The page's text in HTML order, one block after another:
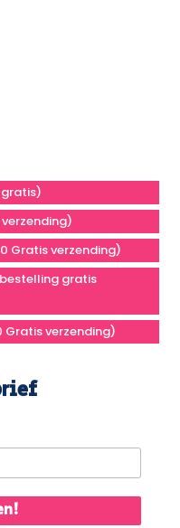
Gratis verzending)
gratis
verzending)